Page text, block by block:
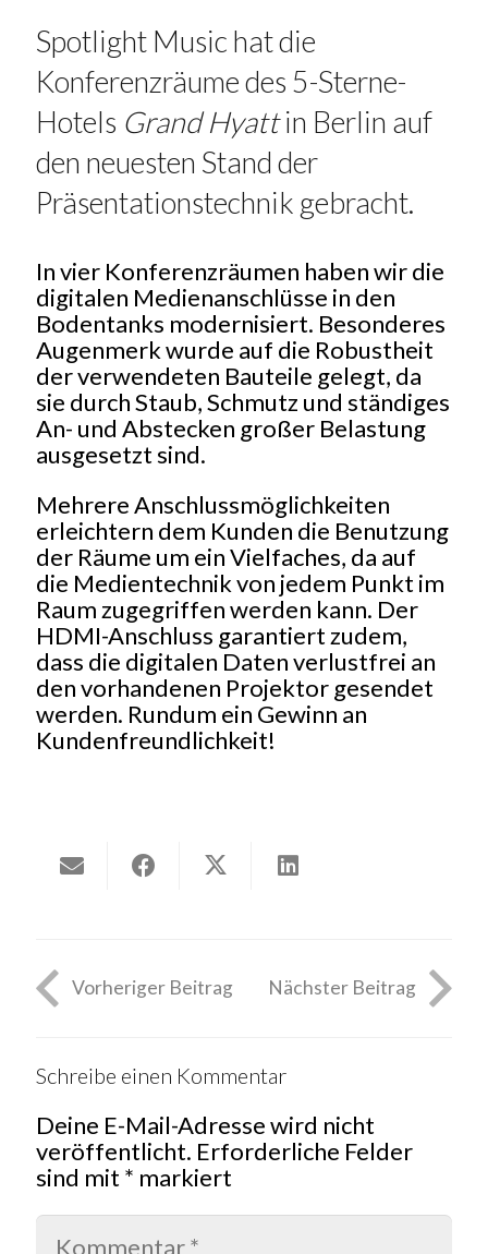
Spotlight Music hat die
Konferenzräume des 5-Sterne-
Hotels Grand Hyattin Berlin auf
den neuesten Stand der
Präsentationstechnik gebracht.
In vier Konferenzräumen haben wir die
digitalen Medienanschlüsse in den
Bodentanks modernisiert. Besonderes
Augenmerk wurde auf die Robustheit
der verwendeten Bauteile gelegt, da
sie durch Staub, Schmutz und ständiges
An- und Abstecken großer Belastung
ausgesetzt sind.
Mehrere Anschlussmöglichkeiten
erleichtern dem Kunden die Benutzung
der Räume um ein Vielfaches, da auf
die Medientechnik von jedem Punkt im
Raum zugegriffen werden kann. Der
HDMI-Anschluss garantiert zudem,
dass die digitalen Daten verlustfrei an
den vorhandenen Projektor gesendet
werden. Rundum ein Gewinn an
Kundenfreundlichkeit!
Vorheriger Beitrag Nächster Beitrag
Schreibe einen Kommentar
Deine E-Mail-Adresse wird nicht
veröffentlicht. Erforderliche Felder
sind mit * markiert